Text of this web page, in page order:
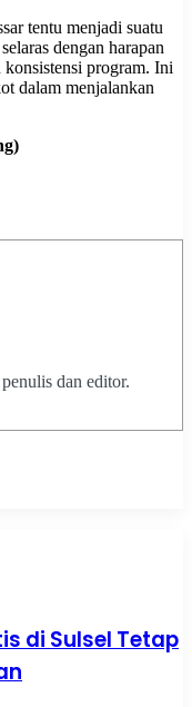
tentu menjadi suatu
dengan harapan
program. Ini
dalam menjalankan
dan editor.
di Sulsel Tetap